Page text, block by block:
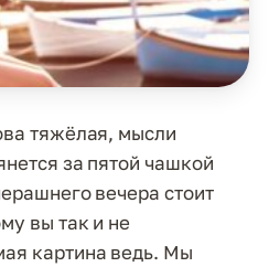
тяжёлая, мысли
за пятой чашкой
вечера стоит
вы так и не
картина ведь. Мы